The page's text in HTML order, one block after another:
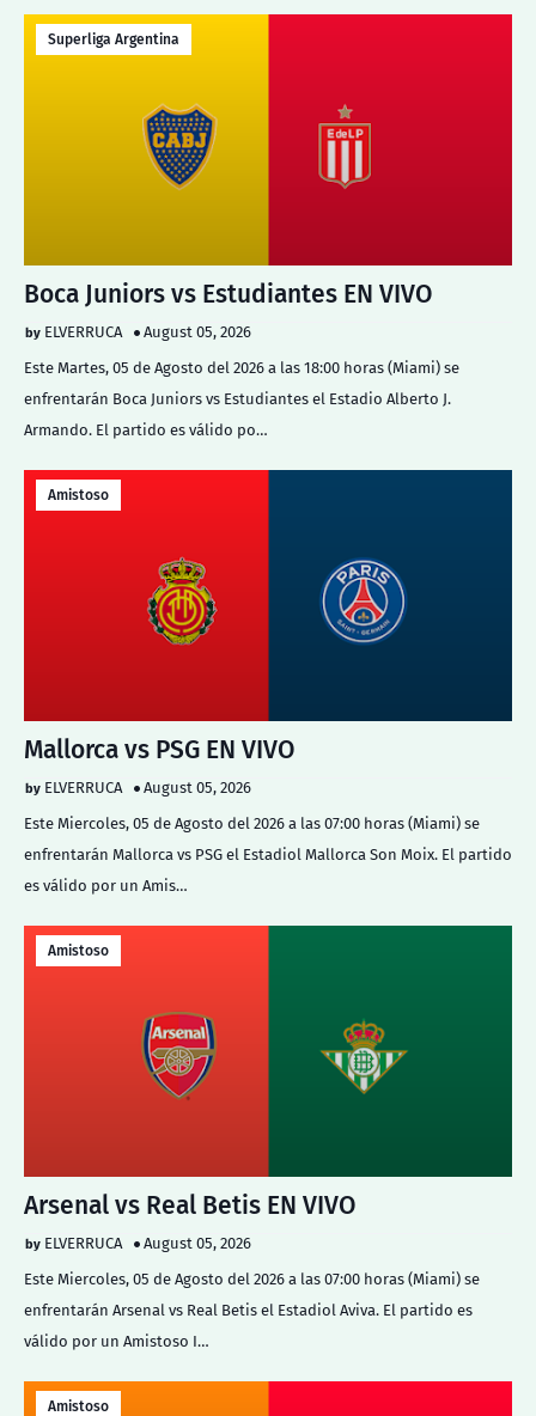
Superliga Argentina
Boca Juniors vs Estudiantes EN VIVO
ELVERRUCA
August 05, 2026
Este Martes, 05 de Agosto del 2026 a las 18:00 horas (Miami) se
enfrentarán Boca Juniors vs Estudiantes el Estadio Alberto J.
Armando. El partido es válido po…
Amistoso
Mallorca vs PSG EN VIVO
ELVERRUCA
August 05, 2026
Este Miercoles, 05 de Agosto del 2026 a las 07:00 horas (Miami) se
enfrentarán Mallorca vs PSG el Estadiol Mallorca Son Moix. El partido
es válido por un Amis…
Amistoso
Arsenal vs Real Betis EN VIVO
ELVERRUCA
August 05, 2026
Este Miercoles, 05 de Agosto del 2026 a las 07:00 horas (Miami) se
enfrentarán Arsenal vs Real Betis el Estadiol Aviva. El partido es
válido por un Amistoso I…
Amistoso